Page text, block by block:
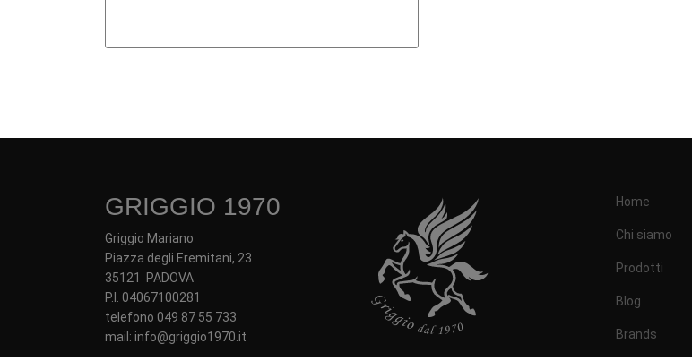
GRIGGIO 1970
Griggio Mariano
Piazza degli Eremitani, 23
35121 PADOVA
P.I. 04067100281
telefono 049 87 55 733
mail: info@griggio1970.it
Home
Chi siamo
Prodotti
Blog
Brands